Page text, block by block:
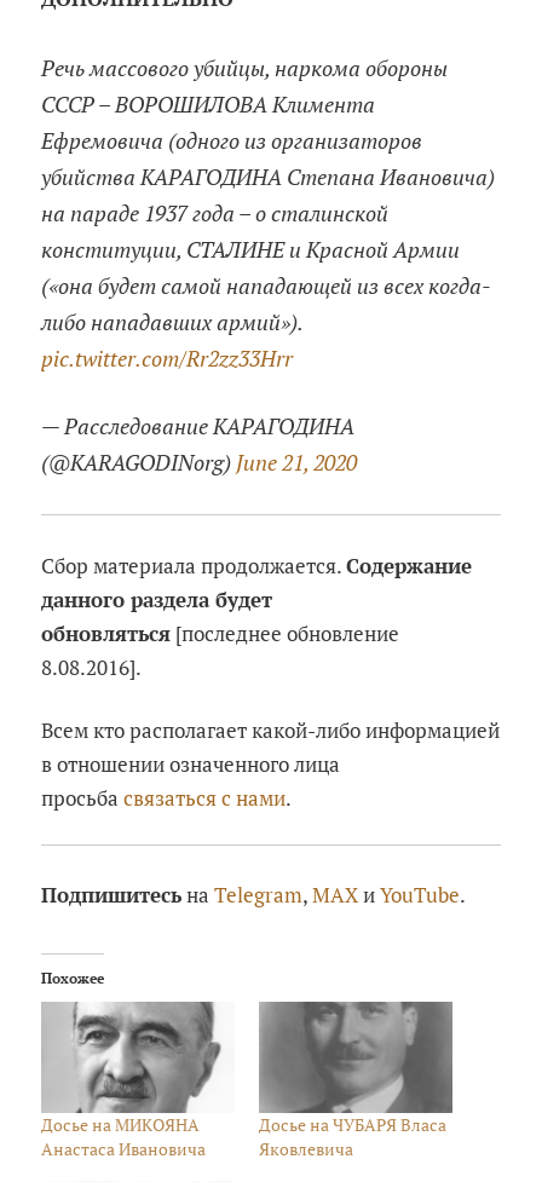
Речь массового убийцы, наркома обороны
СССР – ВОРОШИЛОВА Климента
Ефремовича (одного из организаторов
убийства КАРАГОДИНА Степана Ивановича)
на параде 1937 года – о сталинской
конституции, СТАЛИНЕ и Красной Армии
(«она будет самой нападающей из всех когда-
либо нападавших армий»).
pic.twitter.com/Rr2zz33Hrr
— Расследование КАРАГОДИНА
(@KARAGODINorg) June 21, 2020
Сбор материала продолжается.Содержание
данного раздела будет
обновляться [последнее обновление
8.08.2016].
Всем кто располагает какой-либо информацией
в отношении означенного лица
просьбасвязаться с нами.
ПодпишитесьнаTelegram,MAXиYouTube.
Похожее
Досье на МИКОЯНА
Анастаса Ивановича
Досье на ЧУБАРЯ Власа
Яковлевича